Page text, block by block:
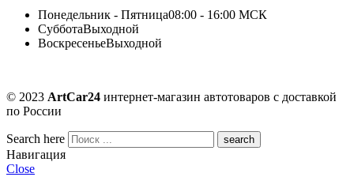
Понедельник - Пятница08:00 - 16:00 МСК
СубботаВыходной
ВоскресеньеВыходной
© 2023 ArtCar24 интернет-магазин автотоваров с доставкой
по России
Search here
Навигация
Close